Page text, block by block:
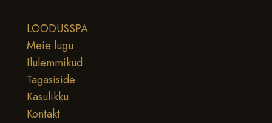
LOODUSSPA
Meie lugu
Ilulemmikud
Tagasiside
Kasulikku
Kontakt